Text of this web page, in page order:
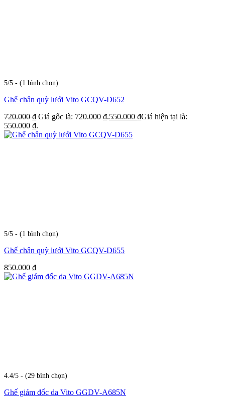
5/5 - (1 bình chọn)
Ghế chân quỳ lưới Vito GCQV-D652
720.000₫ Giá gốc là: 720.000 ₫.550.000 ₫Giá hiện tại là:
550.000 ₫.
5/5 - (1 bình chọn)
Ghế chân quỳ lưới Vito GCQV-D655
850.000 ₫
4.4/5 - (29 bình chọn)
Ghế giám đốc da Vito GGDV-A685N